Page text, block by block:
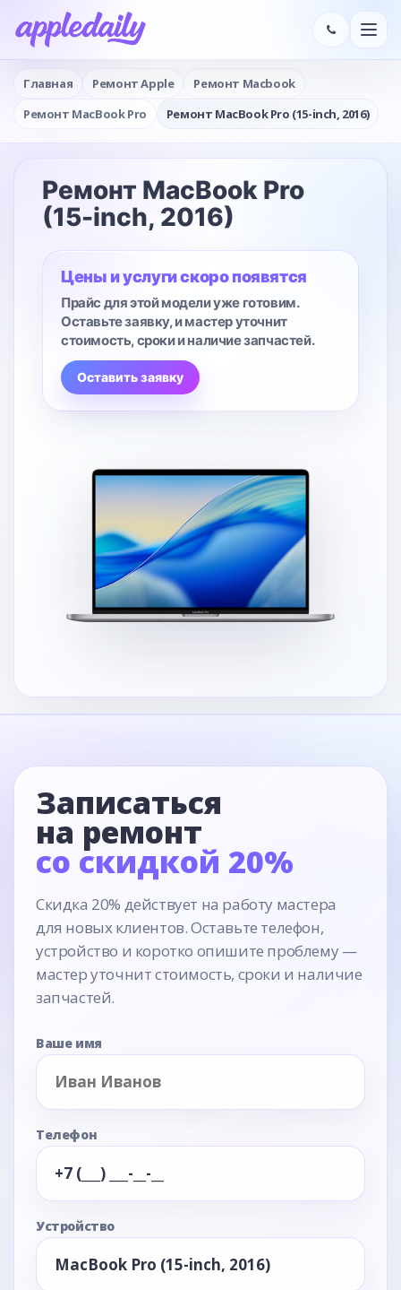
Главная Ремонт Apple
Ремонт Macbook
Ремонт MacBook Pro
Ремонт MacBook Pro (15-inch, 2016)
Ремонт MacBook Pro
(15-inch, 2016)
Цены и услуги скоро появятся
Прайс для этой модели уже готовим.
Оставьте заявку, и мастер уточнит
стоимость, сроки и наличие запчастей.
Оставить заявку
Записаться
на ремонт
со скидкой 20%
Скидка 20% действует на работу мастера
для новых клиентов. Оставьте телефон,
устройство и коротко опишите проблему —
мастер уточнит стоимость, сроки и наличие
запчастей.
Ваше имя
Телефон
Устройство